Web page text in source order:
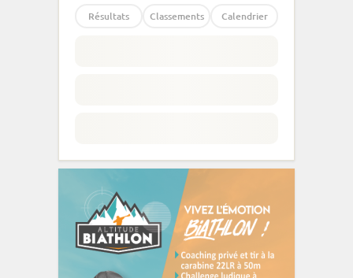
Résultats Classements Calendrier